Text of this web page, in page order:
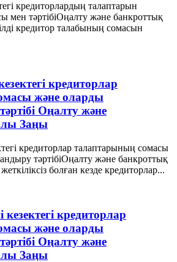
кредиторлардың талаптарын
мен тәртібіОңалту және банкроттық
кредитор талабының сомасын
кредиторлар
және оларды
Оңалту және
Заңы
кредиторлар талаптарының сомасы
тәртібіОңалту және банкроттық
болған кезде кредиторлар...
кредиторлар
және оларды
Оңалту және
Заңы